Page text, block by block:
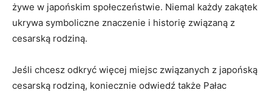
żywe‌ w japońskim społeczeństwie. Niemal⁣ każdy zakątek
ukrywa symboliczne znaczenie i historię związaną z​
cesarską rodziną.
Jeśli chcesz odkryć więcej miejsc związanych z japońską
cesarską rodziną, koniecznie odwiedź także Pałac